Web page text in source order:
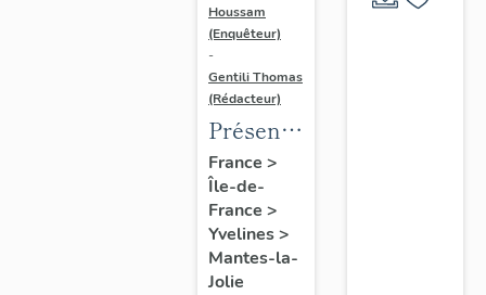
Houssam
(Enquêteur)
-
Gentili Thomas
(Rédacteur)
Présentation
de
l'étude
France >
Île-de-
France >
Yvelines>
Mantes-la-
Jolie